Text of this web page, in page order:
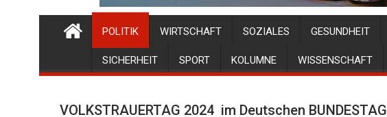
POLITIK WIRTSCHAFT SOZIALES GESUNDHEIT
SICHERHEIT SPORT KOLUMNE WISSENSCHAFT
VOLKSTRAUERTAG 2024 im Deutschen BUNDESTAG